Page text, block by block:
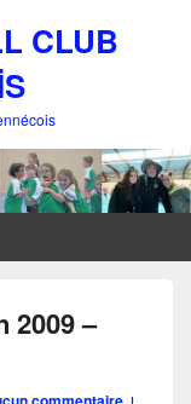
CLUB
2009 –